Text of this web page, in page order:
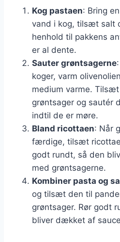
Kog pastaen: Bring
vand i kog, tilsæt salt
henhold til pakkens
er al dente.
Sauter grøntsagerne
koger, varm
medium varme.
grøntsager og sautér
indtil de er møre.
Bland ricottaen: Når
færdige, tilsæt
godt rundt, så den
med grøntsagerne.
Kombiner pasta og
og tilsæt den til
grøntsager. Rør godt
bliver dækket af